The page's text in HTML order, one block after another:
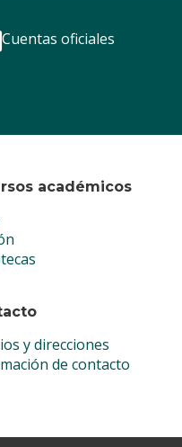
académicos
y direcciones
de contacto
Cuentas oficiales